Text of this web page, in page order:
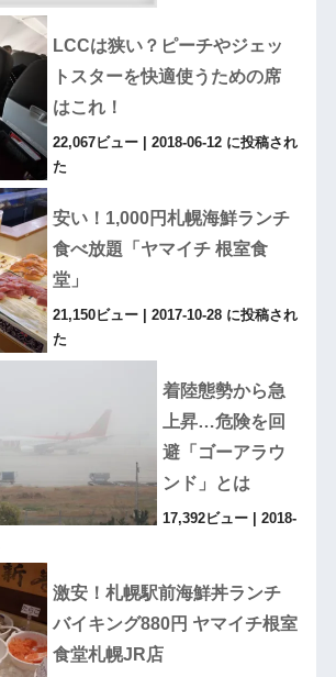
LCCは狭い？ピーチやジェッ
トスターを快適使うための席
はこれ！
22,067ビュー| 2018-06-12 に投稿され
た
安い！1,000円札幌海鮮ランチ
食べ放題「ヤマイチ 根室食
堂」
21,150ビュー| 2017-10-28 に投稿され
た
着陸態勢から急
上昇…危険を回
避「ゴーアラウ
ンド」とは
17,392ビュー| 2018-
激安！札幌駅前海鮮丼ランチ
バイキング880円 ヤマイチ根室
食堂札幌JR店